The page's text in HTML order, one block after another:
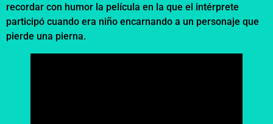
recordar con humor la película en la que el intérprete
participó cuando era niño encarnando a un personaje que
pierde una pierna.